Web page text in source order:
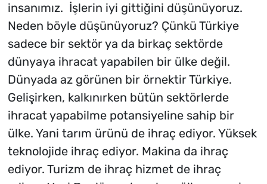
insanımız. İşlerin iyi gittiğini düşünüyoruz.
Neden böyle düşünüyoruz? Çünkü Türkiye
sadece bir sektör ya da birkaç sektörde
dünyaya ihracat yapabilen bir ülke değil.
Dünyada az görünen bir örnektir Türkiye.
Gelişirken, kalkınırken bütün sektörlerde
ihracat yapabilme potansiyeline sahip bir
ülke. Yani tarım ürünü de ihraç ediyor. Yüksek
teknolojide ihraç ediyor. Makina da ihraç
ediyor. Turizm de ihraç hizmet de ihraç